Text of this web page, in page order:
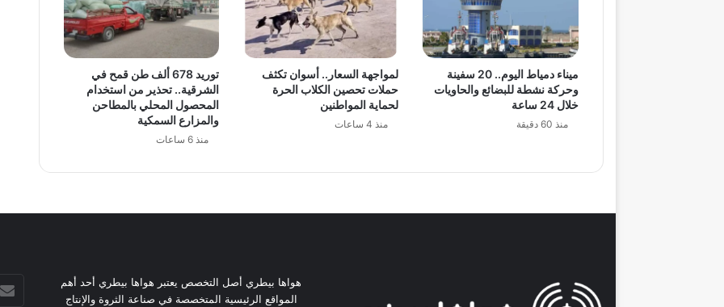
ميناء دمياط اليوم.. 20 سفينة
وحركة نشطة للبضائع والحاويات
خلال 24 ساعة
منذ 60 دقيقة
لمواجهة السعار.. أسوان تكثف
حملات تحصين الكلاب الحرة
لحماية المواطنين
منذ 4 ساعات
توريد 678 ألف طن قمح في
الشرقية.. تحذير من استخدام
المحصول المحلي بالمطاحن
والمزارع السمكية
منذ 6 ساعات
هواها بيطري أصل التخصص يعتبر هواها بيطري أحد أهم
المواقع الرئيسية المتخصصة في صناعة الثروة والإنتاج